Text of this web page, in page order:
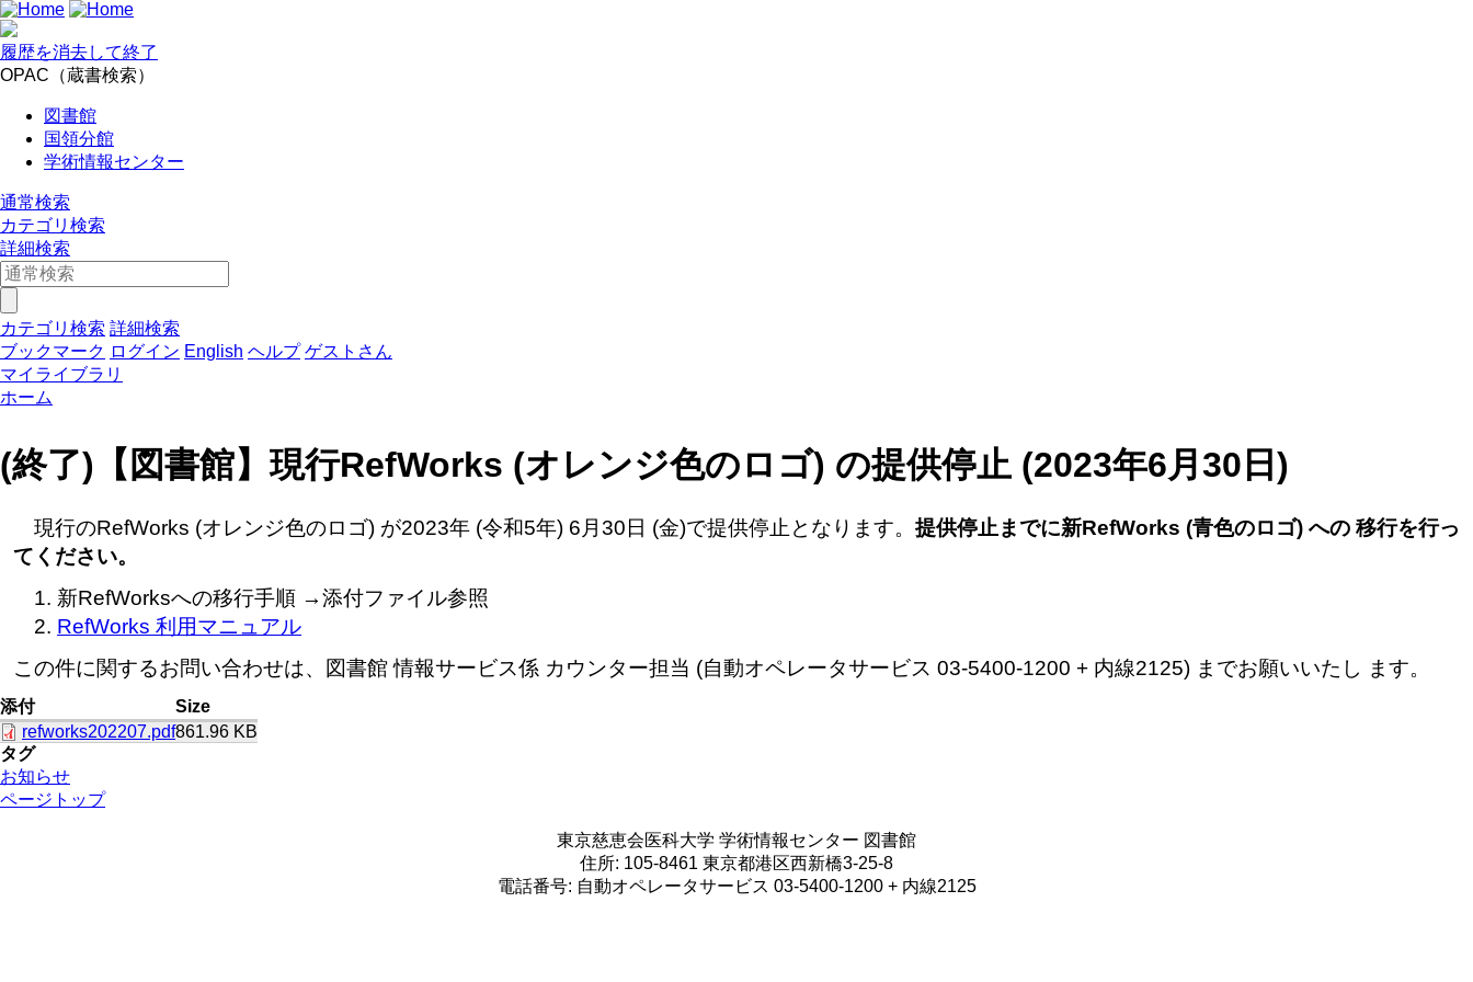
履歴を消去して終了
OPAC（蔵書検索）
図書館
国領分館
学術情報センター
通常検索
カテゴリ検索
詳細検索
カテゴリ検索 詳細検索
ブックマーク ログイン English ヘルプ ゲストさん
マイライブラリ
ホーム
(終了)【図書館】現行RefWorks (オレンジ色のロゴ) の提供停止 (2023年6月30日)
現行のRefWorks (オレンジ色のロゴ) が2023年 (令和5年) 6月30日 (金)で提供停止となります。 提供停止までに新RefWorks (青色のロゴ) への 移行を行っ
てください。
新RefWorksへの移行手順 →添付ファイル参照
RefWorks 利用マニュアル
この件に関するお問い合わせは、図書館 情報サービス係 カウンター担当 (自動オペレータサービス 03-5400-1200 + 内線2125) までお願いいたし ます。
添付
Size
refworks202207.pdf861.96 KB
タグ
お知らせ
ページトップ
東京慈恵会医科大学 学術情報センター 図書館
住所: 105-8461 東京都港区西新橋3-25-8
電話番号: 自動オペレータサービス 03-5400-1200 + 内線2125